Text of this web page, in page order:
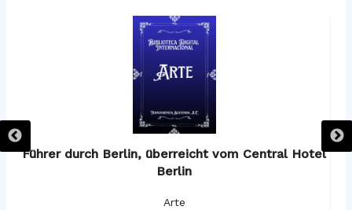
Führer durch Berlin, überreicht vom Central Hotel
Berlin
Arte